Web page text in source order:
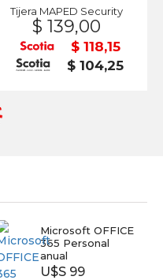
Tijera MAPED Security
$ 139,00
$ 118,15
$ 104,25
Microsoft OFFICE
365 Personal
anual
U$S 99